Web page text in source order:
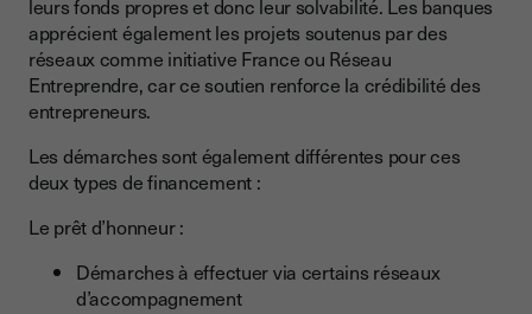
leurs fonds propres et donc leur solvabilité. Les banques
apprécient également les projets soutenus par des
réseaux comme initiative France ou Réseau
Entreprendre, car ce soutien renforce la crédibilité des
entrepreneurs.
Les démarches sont également différentes pour ces
deux types de financement :
Le prêt d’honneur :
Démarches à effectuer via certains réseaux
d’accompagnement